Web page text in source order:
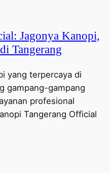
Jagonya Kanopi,
Tangerang
yang terpercaya di
gampang-gampang
profesional
Tangerang Official